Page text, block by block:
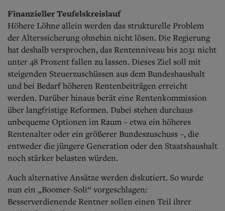
Finanzieller Teufelskreislauf
Höhere Löhne allein werden das strukturelle Problem
der Alterssicherung ohnehin nicht lösen. Die Regierung
hat deshalb versprochen, das Rentenniveau bis 2031 nicht
unter 48 Prozent fallen zu lassen. Dieses Ziel soll mit
steigenden Steuerzuschüssen aus dem Bundeshaushalt
und bei Bedarf höheren Rentenbeiträgen erreicht
werden. Darüber hinaus berät eine Rentenkommission
über langfristige Reformen. Dabei stehen durchaus
unbequeme Optionen im Raum – etwa ein höheres
Rentenalter oder ein größerer Bundeszuschuss –, die
entweder die jüngere Generation oder den Staatshaushalt
noch stärker belasten würden.
Auch alternative Ansätze werden diskutiert. So wurde
nun ein „Boomer-Soli“ vorgeschlagen:
Besserverdienende Rentner sollen einen Teil ihrer